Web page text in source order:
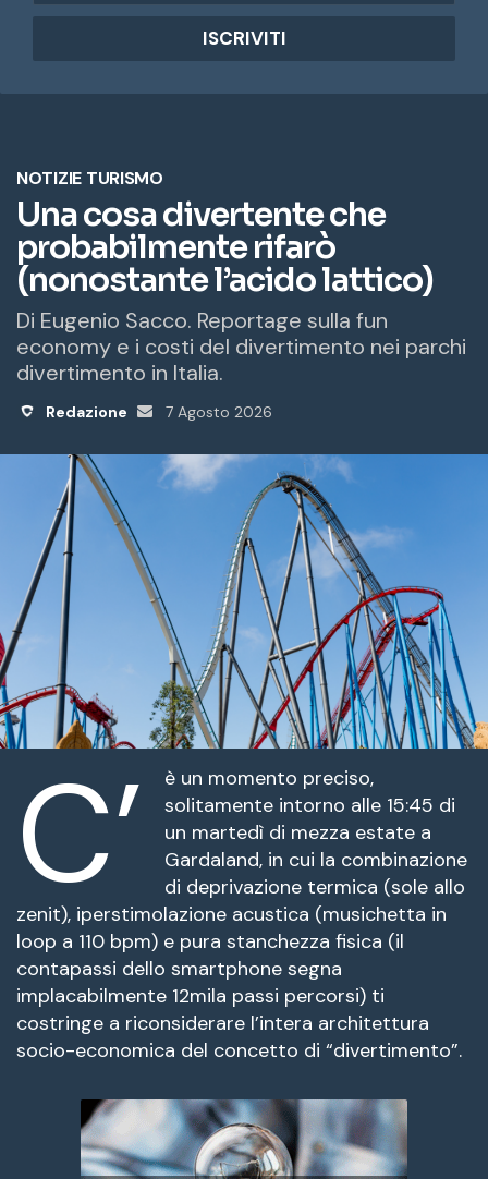
d
r
e
m
a
i
l